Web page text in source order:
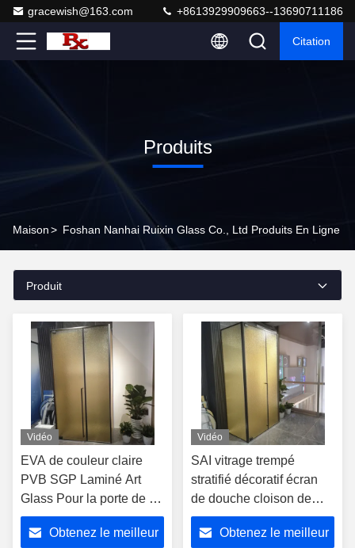
gracewish@163.com +8613929909663--13690711186
Citation
Produits
Maison> Foshan Nanhai Ruixin Glass Co., Ltd Produits En Ligne
Produit
Vidéo
EVA de couleur claire
PVB SGP Laminé Art
Glass Pour la porte de la
douche salle de bain
Obtenez le meilleur
Vidéo
SAI vitrage trempé
stratifié décoratif écran
de douche cloison de
séparation fenêtre porte
cristalline claire Flotted
Obtenez le meilleur